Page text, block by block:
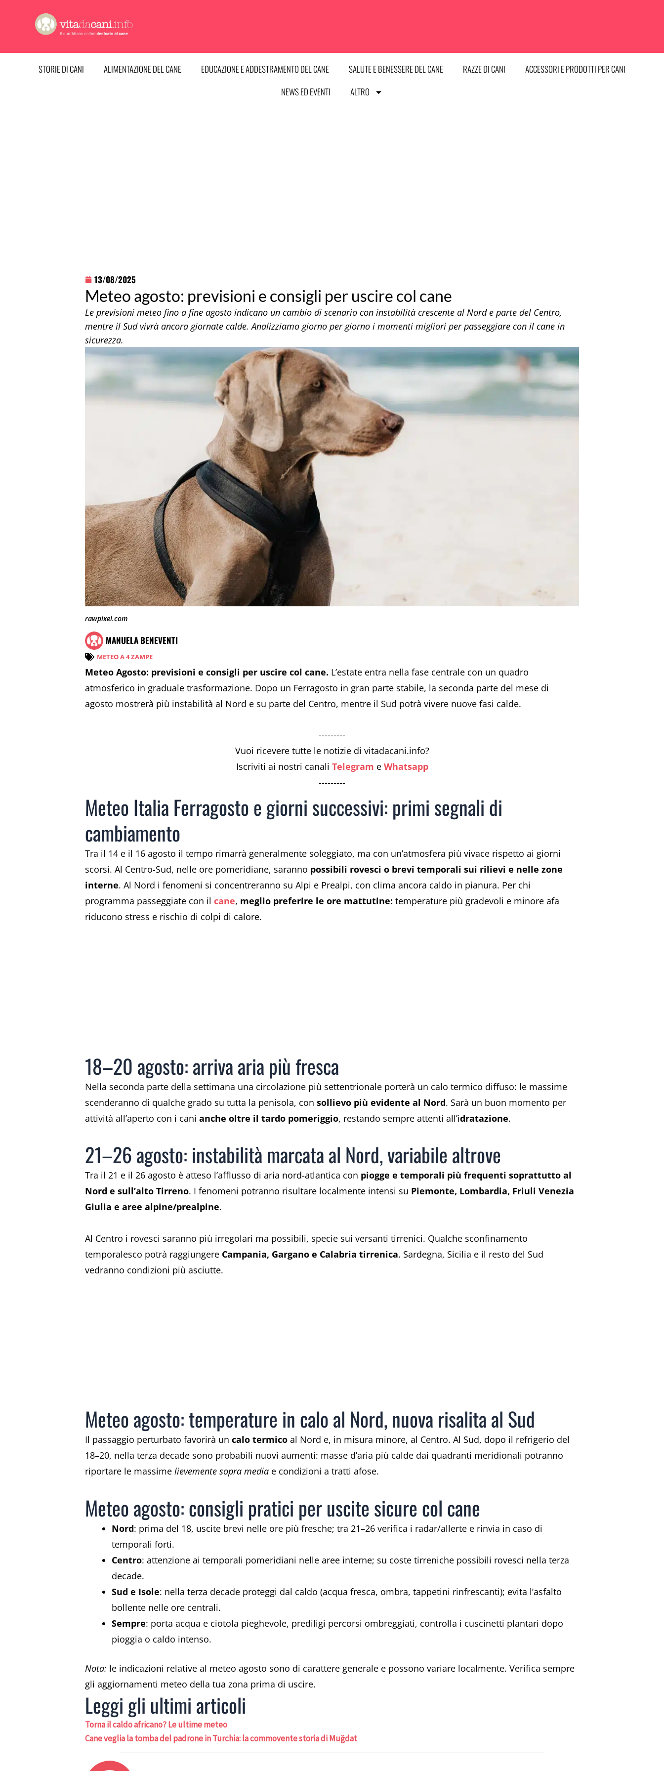
contenuto
STORIE DI CANI ALIMENTAZIONE DEL CANE EDUCAZIONE E ADDESTRAMENTO DEL CANE SALUTE E BENESSERE DEL CANE RAZZE DI CANI
ACCESSORI E PRODOTTI PER CANI
NEWS ED EVENTI
ALTRO
13/08/2025
Meteo agosto: previsioni e consigli per uscire col cane
Le previsioni meteo fino a fine agosto indicano un cambio di scenario con instabilità crescente al Nord e parte del Centro,
mentre il Sud vivrà ancora giornate calde. Analizziamo giorno per giorno i momenti migliori per passeggiare con il cane in
sicurezza.
rawpixel.com
MANUELA BENEVENTI
METEO A 4 ZAMPE
Meteo Agosto: previsioni e consigli per uscire col cane. L’estate entra nella fase centrale con un quadro
atmosferico in graduale trasformazione. Dopo un Ferragosto in gran parte stabile, la seconda parte del mese di
agosto mostrerà più instabilità al Nord e su parte del Centro, mentre il Sud potrà vivere nuove fasi calde.
---------
Vuoi ricevere tutte le notizie di vitadacani.info?
Iscriviti ai nostri canali Telegram e Whatsapp
---------
Meteo Italia Ferragosto e giorni successivi: primi segnali di
cambiamento
Tra il 14 e il 16 agosto il tempo rimarrà generalmente soleggiato, ma con un’atmosfera più vivace rispetto ai giorni
scorsi. Al Centro-Sud, nelle ore pomeridiane, saranno possibili rovesci o brevi temporali sui rilievi e nelle zone
interne. Al Nord i fenomeni si concentreranno su Alpi e Prealpi, con clima ancora caldo in pianura. Per chi
programma passeggiate con il cane, meglio preferire le ore mattutine: temperature più gradevoli e minore afa
riducono stress e rischio di colpi di calore.
18–20 agosto: arriva aria più fresca
Nella seconda parte della settimana una circolazione più settentrionale porterà un calo termico diffuso: le massime
scenderanno di qualche grado su tutta la penisola, con sollievo più evidente al Nord. Sarà un buon momento per
attività all’aperto con i cani anche oltre il tardo pomeriggio, restando sempre attenti all’idratazione.
21–26 agosto: instabilità marcata al Nord, variabile altrove
Tra il 21 e il 26 agosto è atteso l’afflusso di aria nord-atlantica con piogge e temporali più frequenti soprattutto al
Nord e sull’alto Tirreno. I fenomeni potranno risultare localmente intensi su Piemonte, Lombardia, Friuli Venezia
Giulia e aree alpine/prealpine.
Al Centro i rovesci saranno più irregolari ma possibili, specie sui versanti tirrenici. Qualche sconfinamento
temporalesco potrà raggiungere Campania, Gargano e Calabria tirrenica. Sardegna, Sicilia e il resto del Sud
vedranno condizioni più asciutte.
Meteo agosto: temperature in calo al Nord, nuova risalita al Sud
Il passaggio perturbato favorirà un calo termico al Nord e, in misura minore, al Centro. Al Sud, dopo il refrigerio del
18–20, nella terza decade sono probabili nuovi aumenti: masse d’aria più calde dai quadranti meridionali potranno
riportare le massime lievemente sopra media e condizioni a tratti afose.
Meteo agosto: consigli pratici per uscite sicure col cane
Nord: prima del 18, uscite brevi nelle ore più fresche; tra 21–26 verifica i radar/allerte e rinvia in caso di
temporali forti.
Centro: attenzione ai temporali pomeridiani nelle aree interne; su coste tirreniche possibili rovesci nella terza
decade.
Sud e Isole: nella terza decade proteggi dal caldo (acqua fresca, ombra, tappetini rinfrescanti); evita l’asfalto
bollente nelle ore centrali.
Sempre: porta acqua e ciotola pieghevole, prediligi percorsi ombreggiati, controlla i cuscinetti plantari dopo
pioggia o caldo intenso.
Nota: le indicazioni relative al meteo agosto sono di carattere generale e possono variare localmente. Verifica sempre
gli aggiornamenti meteo della tua zona prima di uscire.
Leggi gli ultimi articoli
Torna il caldo africano? Le ultime meteo
Cane veglia la tomba del padrone in Turchia: la commovente storia di Muğdat